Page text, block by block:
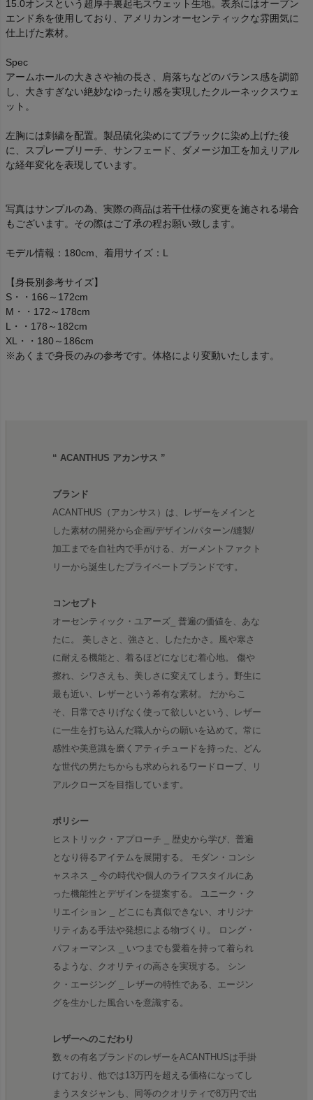
15.0オンスという超厚手裏起毛スウェット生地。表糸にはオープン
エンド糸を使用しており、アメリカンオーセンティックな雰囲気に
仕上げた素材。
Spec
アームホールの大きさや袖の長さ、肩落ちなどのバランス感を調節
し、大きすぎない絶妙なゆったり感を実現したクルーネックスウェ
ット。
左胸には刺繍を配置。製品硫化染めにてブラックに染め上げた後
に、スプレーブリーチ、サンフェード、ダメージ加工を加えリアル
な経年変化を表現しています。
写真はサンプルの為、実際の商品は若干仕様の変更を施される場合
もございます。その際はご了承の程お願い致します。
モデル情報：180cm、着用サイズ：L
【身長別参考サイズ】
S・・166～172cm
M・・172～178cm
L・・178～182cm
XL・・180～186cm
※あくまで身長のみの参考です。体格により変動いたします。
“ ACANTHUS アカンサス ”
ブランド
ACANTHUS（アカンサス）は、レザーをメインと
した素材の開発から企画/デザイン/パターン/縫製/
加工までを自社内で手がける、ガーメントファクト
リーから誕生したプライベートブランドです。
コンセプト
オーセンティック・ユアーズ_ 普遍の価値を、あな
たに。 美しさと、強さと、したたかさ。風や寒さ
に耐える機能と、着るほどになじむ着心地。 傷や
擦れ、シワさえも、美しさに変えてしまう。野生に
最も近い、レザーという希有な素材。 だからこ
そ、日常でさりげなく使って欲しいという、レザー
に一生を打ち込んだ職人からの願いを込めて。常に
感性や美意識を磨くアティチュードを持った、どん
な世代の男たちからも求められるワードローブ、リ
アルクローズを目指しています。
ポリシー
ヒストリック・アプローチ _ 歴史から学び、普遍
となり得るアイテムを展開する。 モダン・コンシ
ャスネス _ 今の時代や個人のライフスタイルにあ
った機能性とデザインを提案する。 ユニーク・ク
リエイション _ どこにも真似できない、オリジナ
リティある手法や発想による物づくり。 ロング・
パフォーマンス _ いつまでも愛着を持って着られ
るような、クオリティの高さを実現する。 シン
ク・エージング _ レザーの特性である、エージン
グを生かした風合いを意識する。
レザーへのこだわり
数々の有名ブランドのレザーをACANTHUSは手掛
けており、他では13万円を超える価格になってし
まうスタジャンも、同等のクオリティで8万円で出